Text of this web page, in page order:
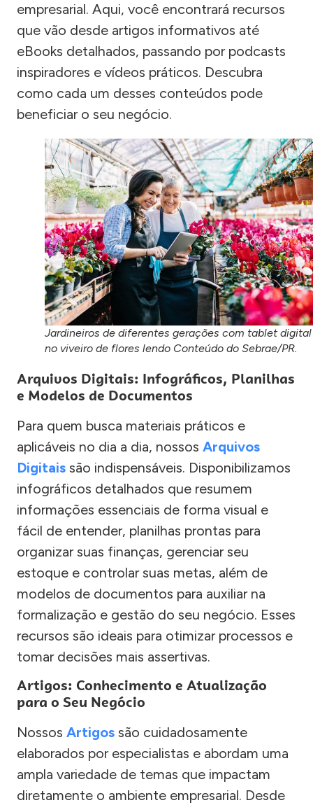
empresarial. Aqui, você encontrará recursos
que vão desde artigos informativos até
eBooks detalhados, passando por podcasts
inspiradores e vídeos práticos. Descubra
como cada um desses conteúdos pode
beneficiar o seu negócio.
Jardineiros de diferentes gerações com tablet digital
no viveiro de flores lendo Conteúdo do Sebrae/PR.
Arquivos Digitais: Infográficos, Planilhas
e Modelos de Documentos
Para quem busca materiais práticos e
aplicáveis no dia a dia, nossos Arquivos
Digitais são indispensáveis. Disponibilizamos
infográficos detalhados que resumem
informações essenciais de forma visual e
fácil de entender, planilhas prontas para
organizar suas finanças, gerenciar seu
estoque e controlar suas metas, além de
modelos de documentos para auxiliar na
formalização e gestão do seu negócio. Esses
recursos são ideais para otimizar processos e
tomar decisões mais assertivas.
Artigos: Conhecimento e Atualização
para o Seu Negócio
Nossos Artigos são cuidadosamente
elaborados por especialistas e abordam uma
ampla variedade de temas que impactam
diretamente o ambiente empresarial. Desde